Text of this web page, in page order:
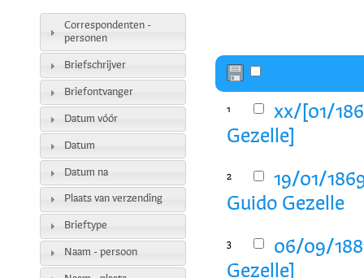
1
xx/[01/
Gezelle]
2
19/01/
Guido Gezelle
3
06/09/
Gezelle]
Correspondenten -
personen
Briefschrijver
Briefontvanger
Datum vóór
Datum
Datum na
Plaats van verzending
Brieftype
Naam - persoon